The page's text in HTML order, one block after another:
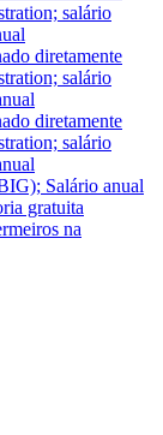
salário
diretamente
salário
diretamente
salário
Salário anual
gratuita
na